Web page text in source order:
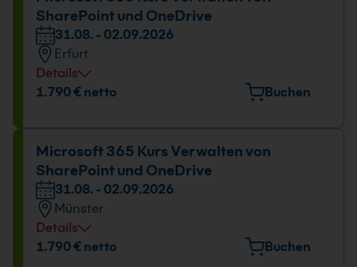
SharePoint und OneDrive
31.08. - 02.09.2026
Erfurt
Details
Veranstaltungsort
Datum und Uhrzeit
31.08. - 02.09.2026
09:00 - 16:00 Uhr
1.790 € netto Buchen
Microsoft 365 Kurs Verwalten von
SharePoint und OneDrive
31.08. - 02.09.2026
Münster
Details
Veranstaltungsort
1.790 € netto Buchen